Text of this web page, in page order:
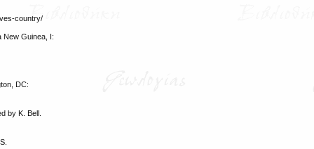
country/
New Guinea, I:
DC:
by K. Bell.